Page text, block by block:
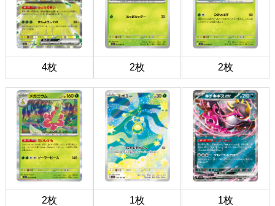
4枚 2枚 2枚
2枚 1枚 1枚